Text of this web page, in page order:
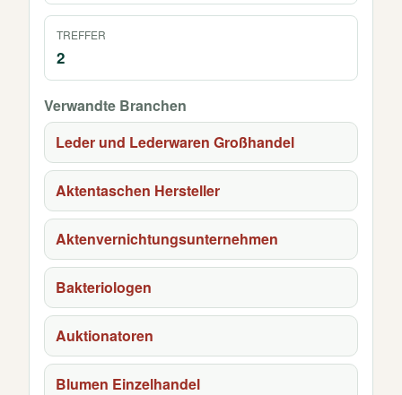
TREFFER
2
Verwandte Branchen
Leder und Lederwaren Großhandel
Aktentaschen Hersteller
Aktenvernichtungsunternehmen
Bakteriologen
Auktionatoren
Blumen Einzelhandel